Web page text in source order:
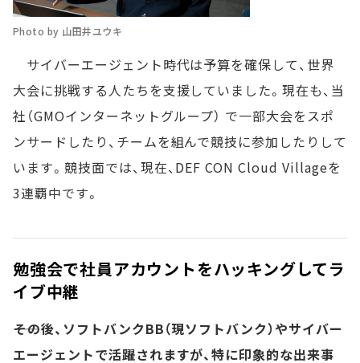
Photo by 山田井ユウキ
サイバーエージェント時代は予算を確保して、世界
大会に挑戦する人たちを支援していました。現在も、当
社（GMOインターネットグループ） で一部大会をスポ
ンサードしたり、チームを組んで競技に参加したりして
います。競技面では、現在、DEF CON Cloud Villageを
3連覇中です。
勉強会で社員アカウントをハッキングしてラ
イブ中継
――その後、ソフトバンクBB（現ソフトバンク）やサイバー
エージェントで活躍されますが、特に印象的な出来事